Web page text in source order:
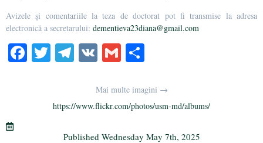
Avizele şi comentariile la teza de doctorat pot fi transmise la adresa
electronică a secretarului: dementieva23diana@gmail.com
Fa T
r
Te
a
m
V G
ailre
Mai multe imagini →
https://www.flickr.com/photos/usm-md/albums/
Published Wednesday May 7th, 2025